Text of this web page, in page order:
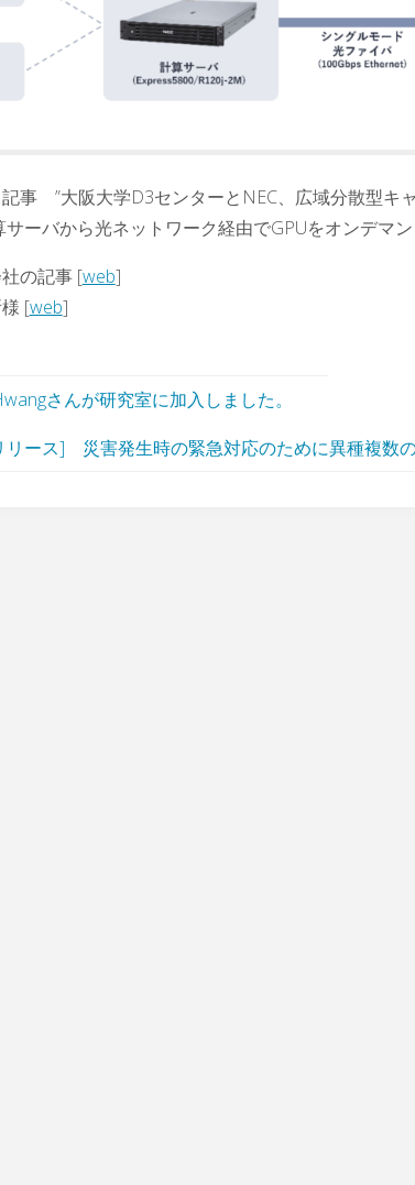
事 ”大阪大学D3センターとNEC、広域分散型キ
ーバから光ネットワーク経由でGPUをオンデマ
の記事 [web]
[web]
さんが研究室に加入しました。
リース] 災害発生時の緊急対応のために異種複数